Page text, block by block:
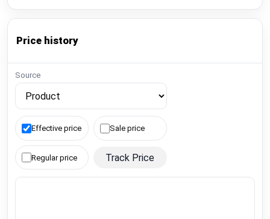
Price history
Source
Effective price Sale price
Regular price Track Price